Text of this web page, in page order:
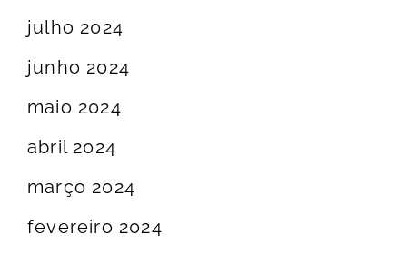
julho 2024
junho 2024
maio 2024
abril 2024
março 2024
fevereiro 2024